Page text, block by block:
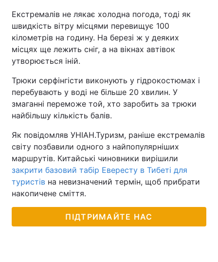
Тема оформлення
Екстремалів не лякає холодна погода, тоді як
швидкість вітру місцями перевищує 100
кілометрів на годину. На березі ж у деяких
місцях ще лежить сніг, а на вікнах автівок
утворюється іній.
Трюки серфінгісти виконують у гідрокостюмах і
перебувають у воді не більше 20 хвилин. У
змаганні переможе той, хто заробить за трюки
найбільшу кількість балів.
Як повідомляв УНІАН.Туризм, раніше екстремалів
світу позбавили одного з найпопулярніших
маршрутів. Китайські чиновники вирішили
закрити базовий табір Евересту в Тибеті для
туристів на невизначений термін, щоб прибрати
накопичене сміття.
ПІДТРИМАЙТЕ НАС